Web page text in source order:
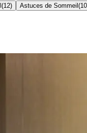
(12) Astuces de Sommeil (10